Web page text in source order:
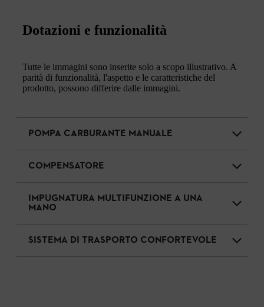
Dotazioni e funzionalità
Tutte le immagini sono inserite solo a scopo illustrativo. A
parità di funzionalità, l'aspetto e le caratteristiche del
prodotto, possono differire dalle immagini.
POMPA CARBURANTE MANUALE
COMPENSATORE
IMPUGNATURA MULTIFUNZIONE A UNA
MANO
SISTEMA DI TRASPORTO CONFORTEVOLE